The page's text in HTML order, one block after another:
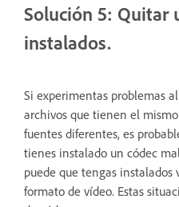
Solución 5: Quitar
instalados.
Si experimentas problemas
archivos que tienen el
fuentes diferentes, es
tienes instalado un códec
puede que tengas instalados
formato de vídeo. Estas